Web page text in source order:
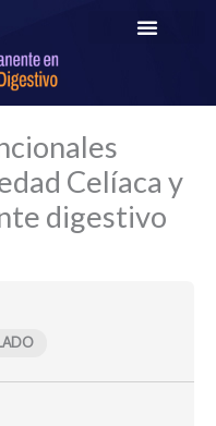
Celíaca y
digestivo